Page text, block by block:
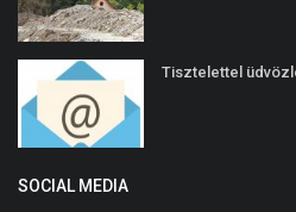
Tisztelettel
SOCIAL MEDIA